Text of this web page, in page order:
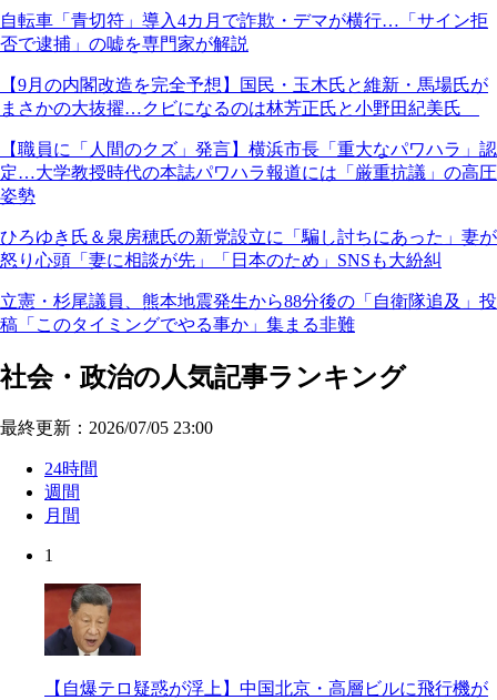
自転車「青切符」導入4カ月で詐欺・デマが横行…「サイン拒
否で逮捕」の嘘を専門家が解説
【9月の内閣改造を完全予想】国民・玉木氏と維新・馬場氏が
まさかの大抜擢…クビになるのは林芳正氏と小野田紀美氏
【職員に「人間のクズ」発言】横浜市長「重大なパワハラ」認
定…大学教授時代の本誌パワハラ報道には「厳重抗議」の高圧
姿勢
ひろゆき氏＆泉房穂氏の新党設立に「騙し討ちにあった」妻が
怒り心頭「妻に相談が先」「日本のため」SNSも大紛糾
立憲・杉尾議員、熊本地震発生から88分後の「自衛隊追及」投
稿「このタイミングでやる事か」集まる非難
社会・政治の人気記事ランキング
最終更新：2026/07/05 23:00
24時間
週間
月間
1
【自爆テロ疑惑が浮上】中国北京・高層ビルに飛行機が